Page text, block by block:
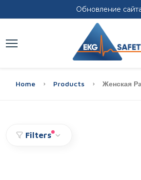
Обновление
Home Products Женская
Filters